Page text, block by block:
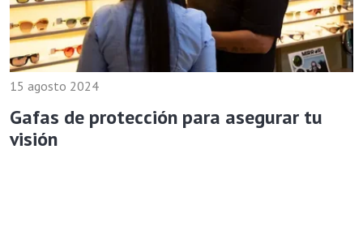
15 agosto 2024
Gafas de protección para asegurar tu
visión